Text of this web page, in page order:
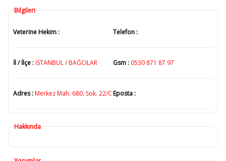
Bilgileri
Veterine Hekim : Telefon :
İl / İlçe : İSTANBUL / BAĞCILAR Gsm : 0530 871 87 97
Adres :Merkez Mah. 680. Sok. 22/CEposta :
Hakkında